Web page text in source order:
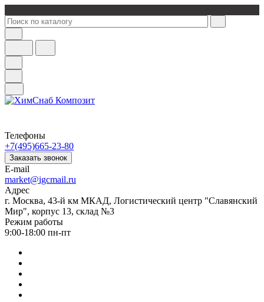
Телефоны
+7(495)665-23-80
Заказать звонок
E-mail
market@igcmail.ru
Адрес
г. Москва, 43-й км МКАД, Логистический центр "Славянский
Мир", корпус 13, склад №3
Режим работы
9:00-18:00 пн-пт